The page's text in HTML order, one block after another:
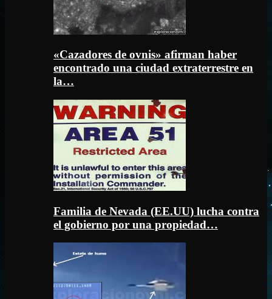
«Cazadores de ovnis» afirman haber
encontrado una ciudad extraterrestre en
la…
Familia de Nevada (EE.UU) lucha contra
el gobierno por una propiedad…